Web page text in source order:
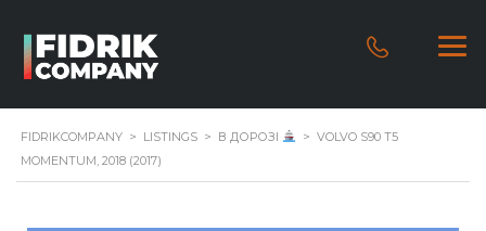
FIDRIKCOMPANY > LISTINGS > В ДОРОЗІ > VOLVO S90 T5
MOMENTUM, 2018 (2017)